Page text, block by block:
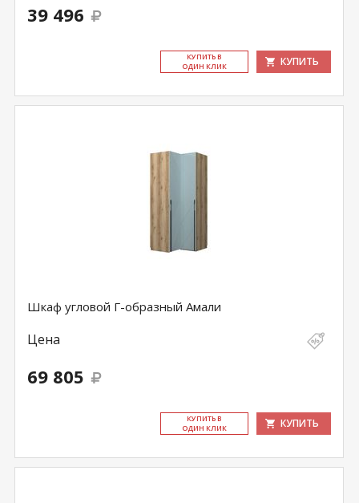
39 496
КУ­ПИТЬ В
ОДИН КЛИК
КУПИТЬ
Шкаф угловой Г-образный Амали
Цена
69 805
КУ­ПИТЬ В
ОДИН КЛИК
КУПИТЬ